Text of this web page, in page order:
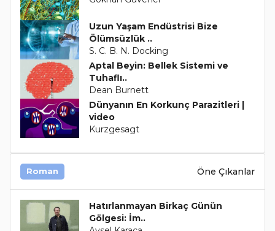
Uzun Yaşam Endüstrisi Bize
Ölümsüzlük ..
S. C. B. N. Docking
Aptal Beyin: Bellek Sistemi ve
Tuhaflı..
Dean Burnett
Dünyanın En Korkunç Parazitleri |
video
Kurzgesagt
Roman Öne Çıkanlar
Hatırlanmayan Birkaç Günün
Gölgesi: İm..